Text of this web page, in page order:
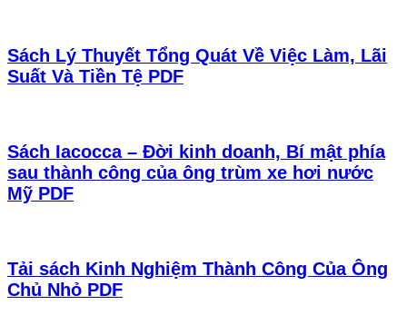
Sách Lý Thuyết Tổng Quát Về Việc Làm, Lãi
Suất Và Tiền Tệ PDF
Sách Iacocca – Đời kinh doanh, Bí mật phía
sau thành công của ông trùm xe hơi nước
Mỹ PDF
Tải sách Kinh Nghiệm Thành Công Của Ông
Chủ Nhỏ PDF